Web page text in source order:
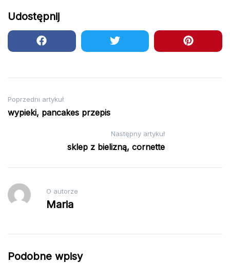
Udostępnij
Nawigacja
wpisu
Poprzedni artykuł
wypieki, pancakes przepis
Następny artykuł
sklep z bielizną, cornette
O autorze
Maria
Podobne wpisy